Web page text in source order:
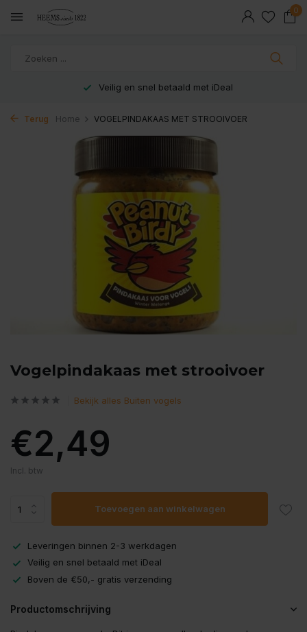
0
Veilig en snel betaald met iDeal
Terug Home VOGELPINDAKAAS MET STROOIVOER
Vogelpindakaas met strooivoer
Bekijk alles Buiten vogels
€2,49
Incl. btw
Toevoegen aan winkelwagen
Leveringen binnen 2-3 werkdagen
Veilig en snel betaald met iDeal
Boven de €50,- gratis verzending
Productomschrijving